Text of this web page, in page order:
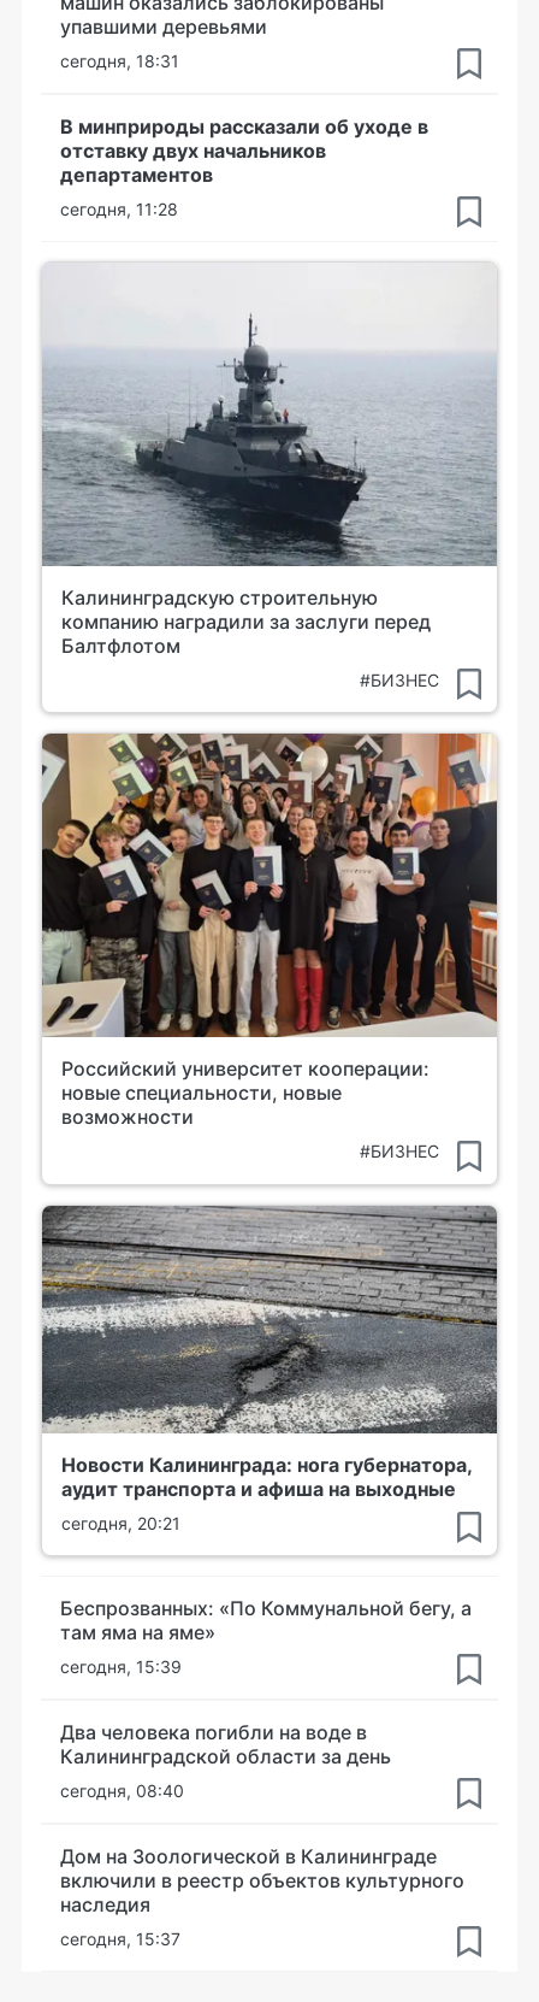
упавшими деревьями
сегодня, 18:31
В минприроды рассказали об уходе в
отставку двух начальников
департаментов
сегодня, 11:28
Калининградскую строительную
компанию наградили за заслуги перед
Балтфлотом
#БИЗНЕС
Российский университет кооперации:
новые специальности, новые
возможности
#БИЗНЕС
Новости Калининграда: нога губернатора,
аудит транспорта и афиша на выходные
сегодня, 20:21
Беспрозванных: «По Коммунальной бегу, а
там яма на яме»
сегодня, 15:39
Два человека погибли на воде в
Калининградской области за день
сегодня, 08:40
Дом на Зоологической в Калининграде
включили в реестр объектов культурного
наследия
сегодня, 15:37